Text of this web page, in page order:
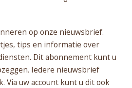
op onze nieuwsbrief.
tips en informatie over
Dit abonnement kunt u
Iedere nieuwsbrief
Via uw account kunt u dit ook